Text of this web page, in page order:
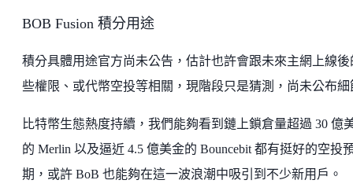
BOB Fusion 積分用途
積分具體用途官方尚未公告，估計也許會跟未來主網上線後
些權限、或代幣空投等相關，現階段只是猜測，尚未公布細
比特幣生態熱度持續，我們能夠看到鏈上鎖倉量超過 30 億
的 Merlin 以及逼近 4.5 億美金的 Bouncebit 都有挺好的空投
期，或許 BoB 也能夠在這一波浪潮中吸引到不少新用戶。